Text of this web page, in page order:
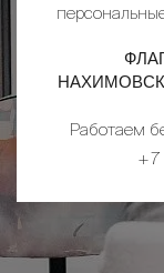
Работаем
+7